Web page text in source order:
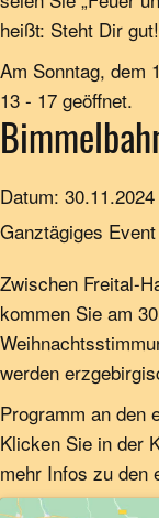
heißt: Steht Dir
Am Sonntag, dem
13 - 17 geöffnet.
Datum: 30.11.2024
Ganztägiges Event
Zwischen Freital-
kommen Sie am
werden
Programm an den
Klicken Sie in der
mehr Infos zu den